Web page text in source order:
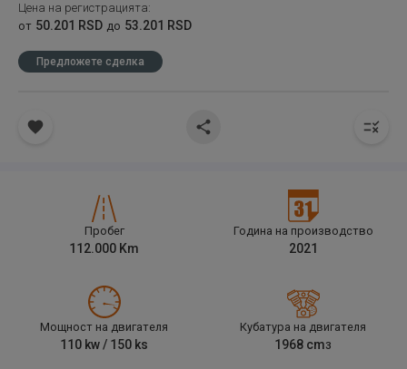
Цена на регистрацията:
от 50.201 RSD до 53.201 RSD
Предложете сделка
Пробег
112.000 Km
Година на производство
2021
Мощност на двигателя
110 kw / 150 ks
Кубатура на двигателя
1968 cm3